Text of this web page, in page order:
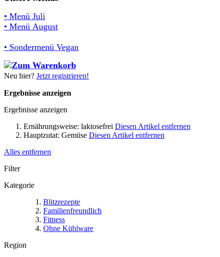
• Menü Juli
• Menü August
• Sondermenü Vegan
Neu hier? Jetzt registrieren!
Ergebnisse anzeigen
Ergebnisse anzeigen
Ernährungsweise: laktosefrei Diesen Artikel entfernen
Hauptzutat: Gemüse Diesen Artikel entfernen
Alles entfernen
Filter
Kategorie
Blitzrezepte
Familienfreundlich
Fitness
Ohne Kühlware
Region